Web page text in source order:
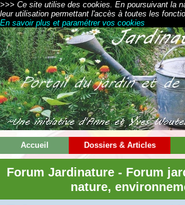
>>> Ce site utilise des cookies. En poursuivant la
leur utilisation permettant l'accès à toutes les
En savoir plus et paramétrer vos cookies
Accueil Dossiers & Articles
Forum Jardinature - Forum
nature,